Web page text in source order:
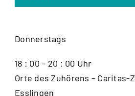
Donnerstags
18 : 00 – 20 : 00 Uhr
Orte des Zuhörens – Caritas-
Esslingen